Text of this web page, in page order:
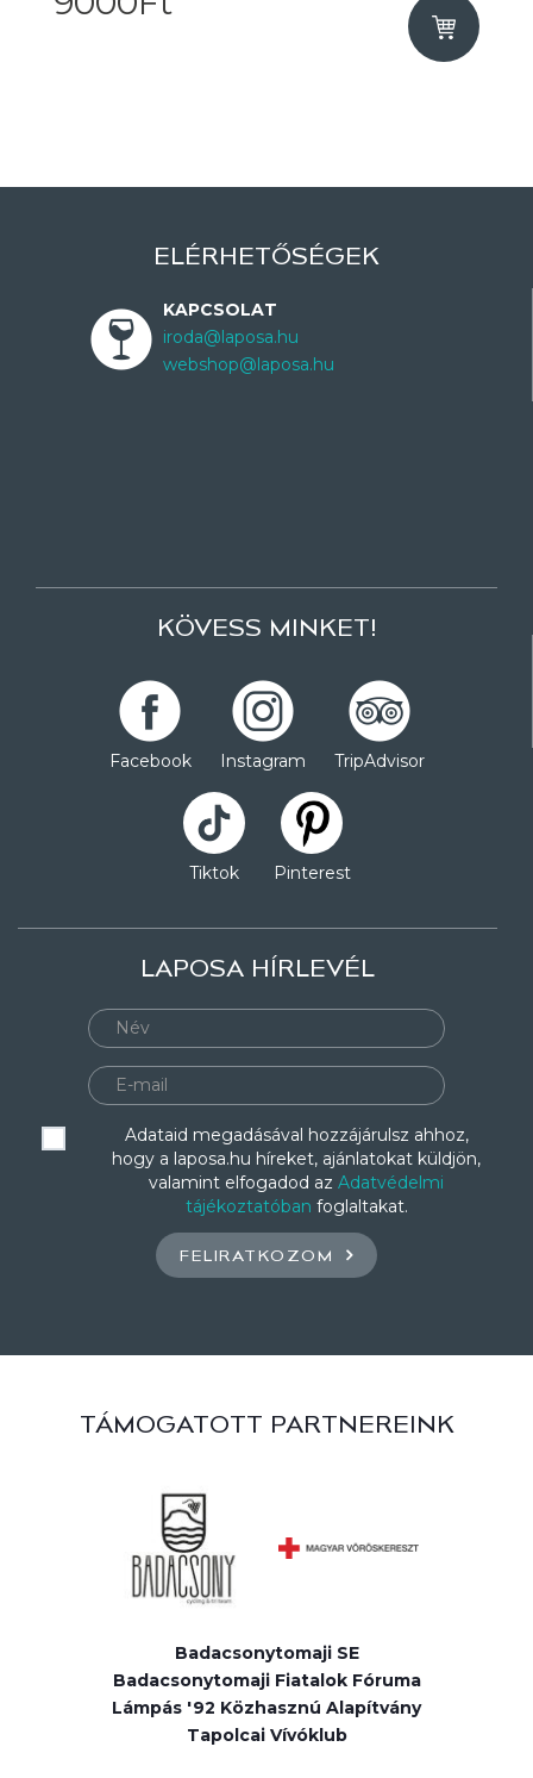
ELÉRHETŐSÉGEK
KAPCSOLAT
iroda@laposa.hu
webshop@laposa.hu
KÖVESS MINKET!
Facebook Instagram TripAdvisor
Tiktok Pinterest
LAPOSA HÍRLEVÉL
Adataid megadásával hozzájárulsz ahhoz,
hogy a laposa.hu híreket, ajánlatokat küldjön,
valamint elfogadod az Adatvédelmi
tájékoztatóban foglaltakat.
FELIRATKOZOM
TÁMOGATOTT PARTNEREINK
Badacsonytomaji SE
Badacsonytomaji Fiatalok Fóruma
Lámpás '92 Közhasznú Alapítvány
Tapolcai Vívóklub